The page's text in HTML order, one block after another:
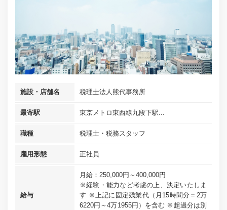
施設・店舗名 税理士法人熊代事務所
最寄駅 東京メトロ東西線九段下駅...
職種 税理士・税務スタッフ
雇用形態 正社員
給与
月給：250,000円～400,000円
※経験・能力など考慮の上、決定いたしま
す ※上記に固定残業代（月15時間分＝2万
6220円～4万1955円）を含む ※超過分は別